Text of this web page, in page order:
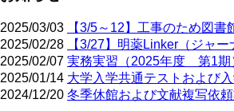
2025/03/03
【3/5～12】工事のため図
2025/02/28
【3/27】明薬Linker（ジャ
2025/02/07 実務実習（2025年度 第1期
2025/01/14 大学入学共通テストおよび
2024/12/20 冬季休館および文献複写依